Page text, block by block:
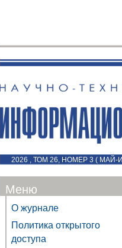
2026 , ТОМ 26, НОМЕР 3 (
Меню
О журнале
Политика открытого
доступа